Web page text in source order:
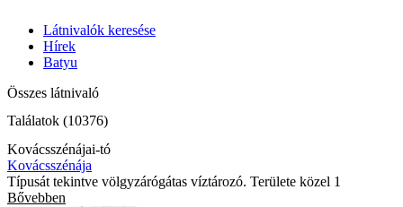
Látnivalók keresése
Hírek
Batyu
Összes látnivaló
Találatok (10376)
Kovácsszénájai-tó
Kovácsszénája
Típusát tekintve völgyzárógátas víztározó. Területe közel 1
Bővebben